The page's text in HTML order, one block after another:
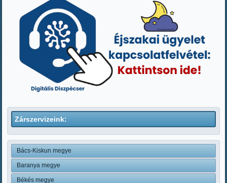
Zárszervizeink:
Bács-Kiskun megye
Baranya megye
Békés megye